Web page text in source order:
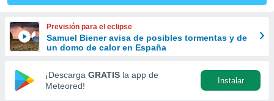
y
forma
digital
basada
Previsión para el eclipse
Samuel Biener avisa de posibles tormentas y de
un domo de calor en España
¡Descarga GRATIS la app de
Meteored!
Instalar